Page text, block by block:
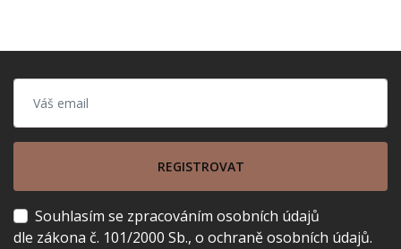
REGISTROVAT
Souhlasím se zpracováním osobních údajů
dle zákona č. 101/2000 Sb., o ochraně osobních údajů.